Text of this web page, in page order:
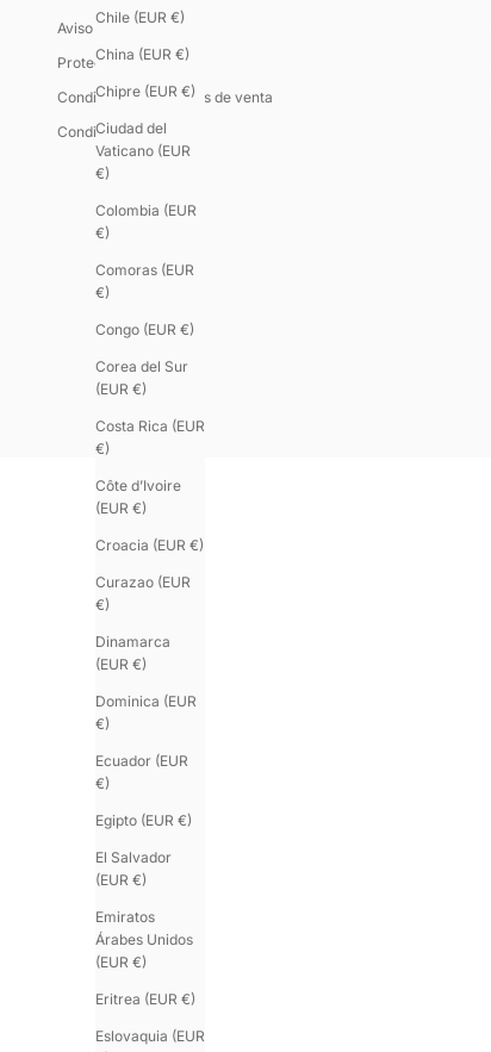
Chile (EUR €)
China (EUR €)
Chipre (EUR €)
Ciudad del
Vaticano (EUR
€)
Colombia (EUR
€)
Comoras (EUR
€)
Congo (EUR €)
Corea del Sur
(EUR €)
Costa Rica (EUR
€)
Côte d’Ivoire
(EUR €)
Croacia (EUR €)
Curazao (EUR
€)
Dinamarca
(EUR €)
Dominica (EUR
€)
Ecuador (EUR
€)
Egipto (EUR €)
El Salvador
(EUR €)
Emiratos
Árabes Unidos
(EUR €)
Eritrea (EUR €)
Eslovaquia (EUR
Aviso legal
Protección de datos
Condiciones generales de venta
Condiciones de uso